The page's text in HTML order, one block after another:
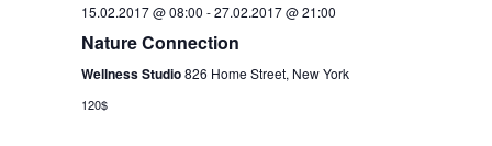
15.02.2017 @ 08:00 -27.02.2017 @ 21:00
Nature Connection
Wellness Studio826 Home Street, New York
120$